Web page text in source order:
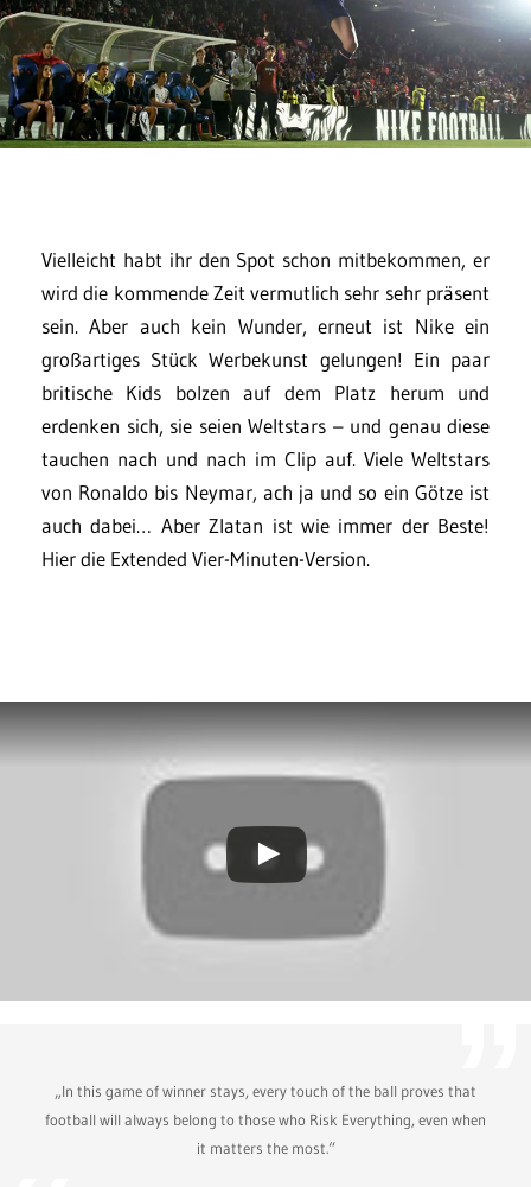
Vielleicht habt ihr den Spot schon mitbekommen, er
wird die kommende Zeit vermutlich sehr sehr präsent
sein. Aber auch kein Wunder, erneut ist Nike ein
großartiges Stück Werbekunst gelungen! Ein paar
britische Kids bolzen auf dem Platz herum und
erdenken sich, sie seien Weltstars – und genau diese
tauchen nach und nach im Clip auf. Viele Weltstars
von Ronaldo bis Neymar, ach ja und so ein Götze ist
auch dabei… Aber Zlatan ist wie immer der Beste!
Hier die Extended Vier-Minuten-Version.
„In this game of winner stays, every touch of the ball proves that
football will always belong to those who Risk Everything, even when
it matters the most.“